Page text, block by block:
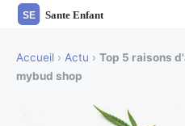
Accueil › Actu › Top 5 raisons
mybud shop